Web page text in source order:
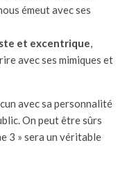
émeut avec ses
et excentrique,
avec ses mimiques et
avec sa personnalité
On peut être sûrs
3 » sera un véritable